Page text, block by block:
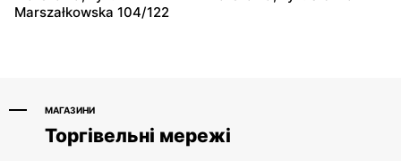
Marszałkowska 104/122
МАГАЗИНИ
Торгівельні мережі